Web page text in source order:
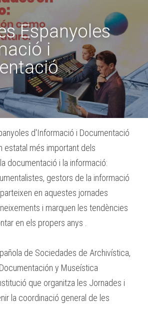
Espanyoles
i
d'Informació i Documentació
estatal més important dels
documentació i la informació:
gestors de la informació
en aquestes jornades
i marquen les tendències
en els propers anys .
de Sociedades de Archivística,
y Museística
que organitza les Jornades i
la coordinació general de les